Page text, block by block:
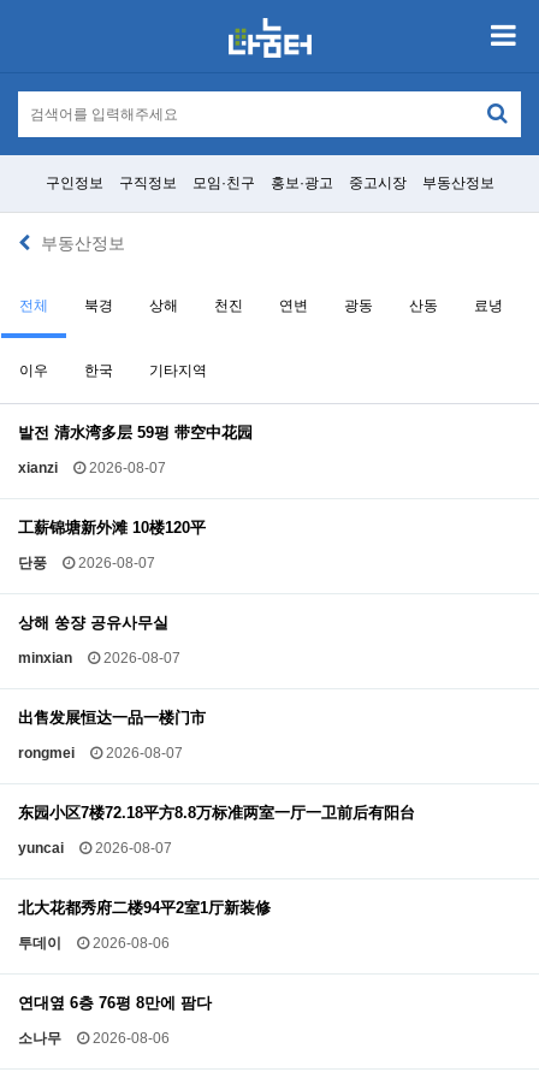
구인정보 구직정보 모임·친구 홍보·광고 중고시장 부동산정보
부동산정보
전체 북경 상해 천진 연변 광동 산동 료녕
이우 한국 기타지역
발전 清水湾多层 59평 带空中花园
xianzi 2026-08-07
工薪锦塘新外滩 10楼120平
단풍 2026-08-07
상해 쑹쟝 공유사무실
minxian 2026-08-07
出售发展恒达一品一楼门市
rongmei 2026-08-07
东园小区7楼72.18平方8.8万标准两室一厅一卫前后有阳台
yuncai 2026-08-07
北大花都秀府二楼94平2室1厅新装修
투데이 2026-08-06
연대옆 6층 76평 8만에 팜다
소나무 2026-08-06